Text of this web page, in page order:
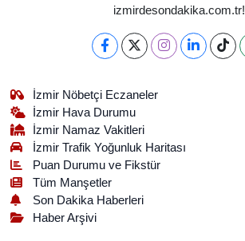
izmirdesondakika.com.tr!
İzmir Nöbetçi Eczaneler
İzmir Hava Durumu
İzmir Namaz Vakitleri
İzmir Trafik Yoğunluk Haritası
Puan Durumu ve Fikstür
Tüm Manşetler
Son Dakika Haberleri
Haber Arşivi